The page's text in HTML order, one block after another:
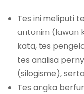
Tes ini meliputi
antonim (lawan
kata, tes
tes analisa
(silogisme),
Tes angka